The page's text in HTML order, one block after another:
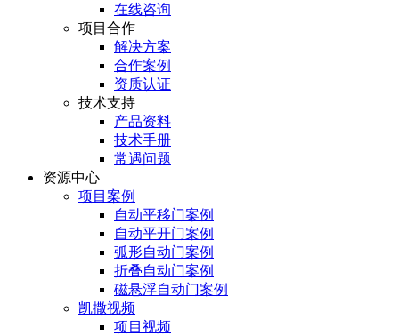
在线咨询
项目合作
解决方案
合作案例
资质认证
技术支持
产品资料
技术手册
常遇问题
资源中心
项目案例
自动平移门案例
自动平开门案例
弧形自动门案例
折叠自动门案例
磁悬浮自动门案例
凯撒视频
项目视频